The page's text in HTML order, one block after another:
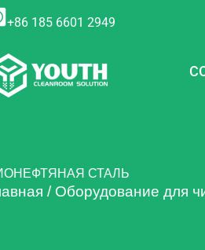
+86 185 6601 2949
СТАЛЬ
/ Оборудование для